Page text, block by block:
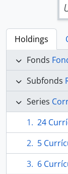
Holdings
Fonds
Subfonds
Series
24 Currículums
5 Currículums
6 Currículums